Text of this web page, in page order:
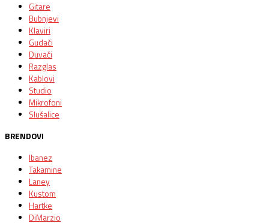
Gitare
Bubnjevi
Klaviri
Gudači
Duvači
Razglas
Kablovi
Studio
Mikrofoni
Slušalice
BRENDOVI
Ibanez
Takamine
Laney
Kustom
Hartke
DiMarzio